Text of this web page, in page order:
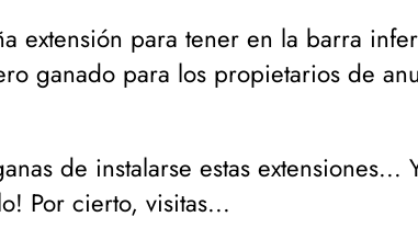
extensión para tener en la barra
ganado para los propietarios de
de instalarse estas extensiones...
Por cierto, visitas...